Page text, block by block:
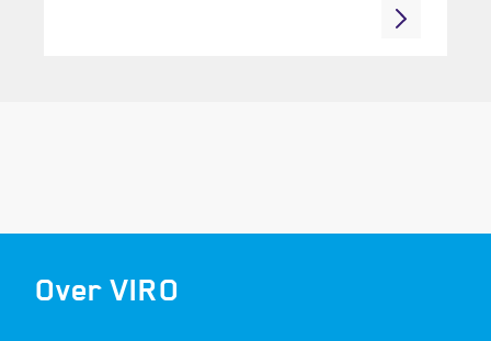
Over VIRO